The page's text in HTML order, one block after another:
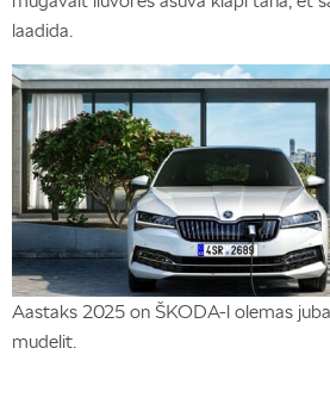
laadida.
Aastaks 2025 on ŠKODA-l olemas
mudelit.